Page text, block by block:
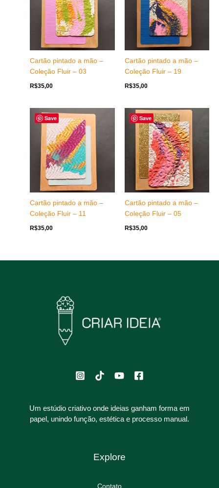
Cartão pintado a mão –
Coleção Fluir – 03
R$35,00
Cartão pintado a mão –
Coleção Fluir – 19
R$35,00
Save
Cartão pintado a mão –
Coleção Fluir – 11
R$35,00
Save
Cartão pintado a mão –
Coleção Fluir – 05
R$35,00
Um estúdio criativo onde ideias ganham forma em
papel, unindo função, estética e processo manual.
Explore
Contato